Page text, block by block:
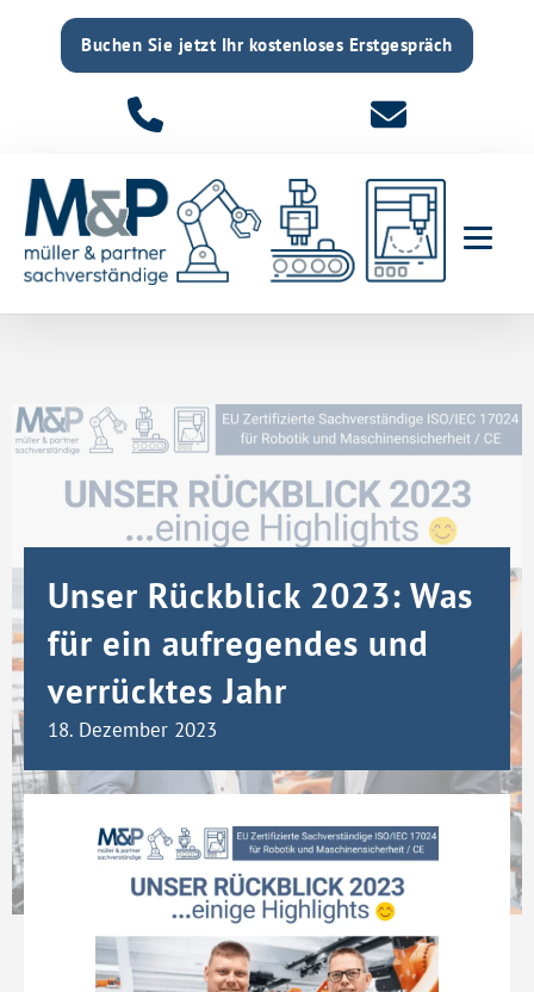
Buchen Sie jetzt Ihr kostenloses Erstgespräch
Unser Rückblick 2023: Was
für ein aufregendes und
verrücktes Jahr
18. Dezember 2023